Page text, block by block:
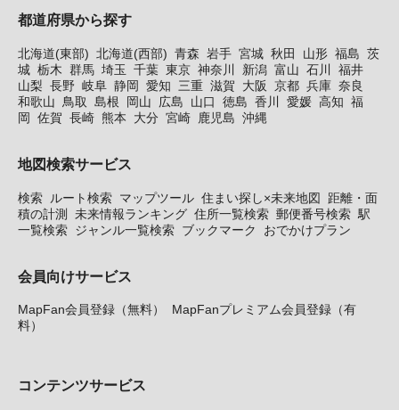
都道府県から探す
北海道(東部) 北海道(西部) 青森 岩手 宮城 秋田 山形 福島 茨
城 栃木 群馬 埼玉 千葉 東京 神奈川 新潟 富山 石川
福井
山梨 長野 岐阜 静岡 愛知 三重 滋賀 大阪 京都 兵庫 奈良
和歌山
鳥取 島根 岡山 広島 山口 徳島 香川 愛媛 高知 福
岡
佐賀 長崎 熊本 大分 宮崎 鹿児島 沖縄
地図検索サービス
検索 ルート検索 マップツール 住まい探し×未来地図
距離・面
積の計測
未来情報ランキング 住所一覧検索 郵便番号検索 駅
一覧検索 ジャンル一覧検索 ブックマーク おでかけプラン
会員向けサービス
MapFan会員登録（無料）
MapFanプレミアム会員登録（有
料）
コンテンツサービス